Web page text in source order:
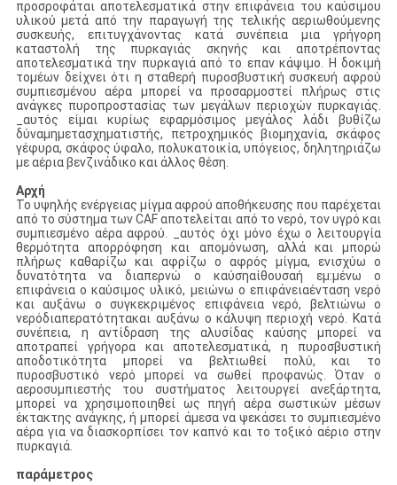
προσροφάται αποτελεσματικά στην επιφάνεια του καύσιμου
υλικού μετά από την παραγωγή της τελικής αεριωθούμενης
συσκευής, επιτυγχάνοντας κατά συνέπεια μια γρήγορη
καταστολή της πυρκαγιάς σκηνής και αποτρέποντας
αποτελεσματικά την πυρκαγιά από το επαν κάψιμο. Η δοκιμή
τομέων δείχνει ότι η σταθερή πυροσβυστική συσκευή αφρού
συμπιεσμένου αέρα μπορεί να προσαρμοστεί πλήρως στις
ανάγκες πυροπροστασίας των μεγάλων περιοχών πυρκαγιάς.
_αυτός είμαι κυρίως εφαρμόσιμος μεγάλος λάδι βυθίζω
δύναμημετασχηματιστής, πετροχημικός βιομηχανία, σκάφος
γέφυρα, σκάφος ύφαλο, πολυκατοικία, υπόγειος, δηλητηριάζω
με αέρια βενζινάδικο και άλλος θέση.
Αρχή
Το υψηλής ενέργειας μίγμα αφρού αποθήκευσης που παρέχεται
από το σύστημα των CAF αποτελείται από το νερό, τον υγρό και
συμπιεσμένο αέρα αφρού. _αυτός όχι μόνο έχω ο λειτουργία
θερμότητα απορρόφηση και απομόνωση, αλλά και μπορώ
πλήρως καθαρίζω και αφρίζω ο αφρός μίγμα, ενισχύω ο
δυνατότητα να διαπερνώ ο καύσηαίθουσαή εμ:μένω ο
επιφάνεια ο καύσιμος υλικό, μειώνω ο επιφάνειαένταση νερό
και αυξάνω ο συγκεκριμένος επιφάνεια νερό, βελτιώνω ο
νερόδιαπερατότητακαι αυξάνω ο κάλυψη περιοχή νερό. Κατά
συνέπεια, η αντίδραση της αλυσίδας καύσης μπορεί να
αποτραπεί γρήγορα και αποτελεσματικά, η πυροσβυστική
αποδοτικότητα μπορεί να βελτιωθεί πολύ, και το
πυροσβυστικό νερό μπορεί να σωθεί προφανώς. Όταν ο
αεροσυμπιεστής του συστήματος λειτουργεί ανεξάρτητα,
μπορεί να χρησιμοποιηθεί ως πηγή αέρα σωστικών μέσων
έκτακτης ανάγκης, ή μπορεί άμεσα να ψεκάσει το συμπιεσμένο
αέρα για να διασκορπίσει τον καπνό και το τοξικό αέριο στην
πυρκαγιά.
παράμετρος